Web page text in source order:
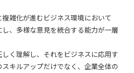
雑化が進むビジネス環境において
、多様な意見を統合する能力が一層
く理解し、それをビジネスに応用す
キルアップだけでなく、企業全体の